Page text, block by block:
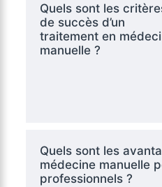
Quels sont les
de succès d’un
traitement en
manuelle ?
Quels sont les
médecine manuelle
professionnels ?